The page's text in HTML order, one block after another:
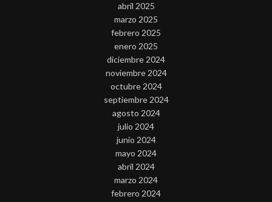
abril 2025
marzo 2025
febrero 2025
enero 2025
diciembre 2024
noviembre 2024
octubre 2024
septiembre 2024
agosto 2024
julio 2024
junio 2024
mayo 2024
abril 2024
marzo 2024
febrero 2024